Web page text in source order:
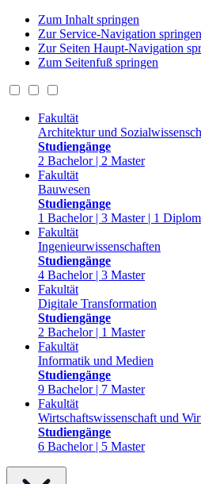
Zum Inhalt springen
Zur Service-Navigation springen
Zur Seiten Haupt-Navigation
Zum Seitenfuß springen
Fakultät
Architektur und
Studiengänge
2 Bachelor | 2 Master
Fakultät
Bauwesen
Studiengänge
1 Bachelor | 3 Master | 1 Diplom
Fakultät
Ingenieurwissenschaften
Studiengänge
4 Bachelor | 3 Master
Fakultät
Digitale Transformation
Studiengänge
2 Bachelor | 1 Master
Fakultät
Informatik und Medien
Studiengänge
9 Bachelor | 7 Master
Fakultät
Wirtschaftswissenschaft und
Studiengänge
6 Bachelor | 5 Master